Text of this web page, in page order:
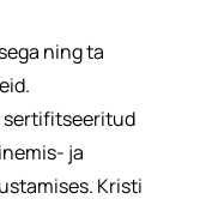
ning ta
sertifitseeritud
ja
Kristi